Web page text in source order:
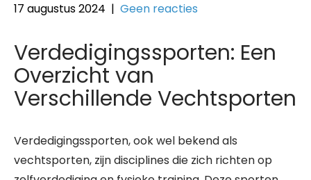
17 augustus 2024 | Geen reacties
Verdedigingssporten: Een
Overzicht van
Verschillende Vechtsporten
Verdedigingssporten, ook wel bekend als
vechtsporten, zijn disciplines die zich richten op